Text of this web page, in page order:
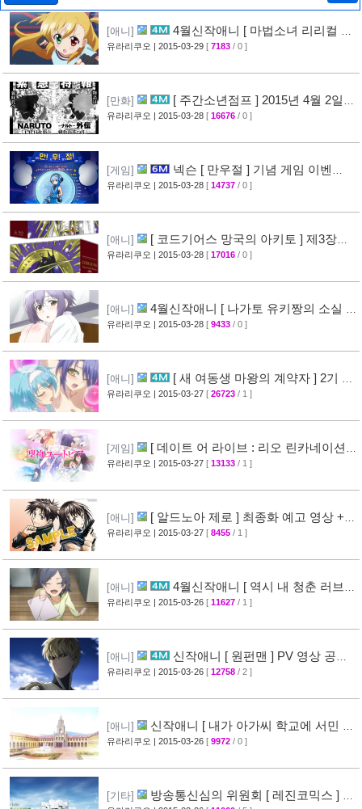
[애니]
4월신작애니 [ 마법소녀 리리컬 나
노하 ViVid ] PV 영상 공개
유라리쿠오 | 2015-03-29 [ 7183 / 0 ]
[만화]
[ 주간소년점프 ] 2015년 4월 2일
신간목록 표지공개 + [ 나루토 ] 외전만화 연재
유라리쿠오 | 2015-03-28 [ 16676 / 0 ]
[게임]
넥슨 [ 만우절 ] 기념 게임 이벤
트 [63]
유라리쿠오 | 2015-03-28 [ 14737 / 0 ]
[애니]
[ 코드기어스 망국의 아키토 ] 제3장
CM 영상 + [ 코드기어스 반역의 를르슈 ] BD-
유라리쿠오 | 2015-03-28 [ 17016 / 0 ]
[애니]
4월신작애니 [ 나가토 유키짱의 소실 ]
PV 영상 공개 [35]
유라리쿠오 | 2015-03-28 [ 9433 / 0 ]
[애니]
[ 새 여동생 마왕의 계약자 ] 2기 제
작 결정 + 티저 영상 공개 [45]
유라리쿠오 | 2015-03-27 [ 26723 / 1 ]
[게임]
[ 데이트 어 라이브 : 리오 린카네이션 ]
PV 영상 공개 [36]
유라리쿠오 | 2015-03-27 [ 13133 / 1 ]
[애니]
[ 알드노아 제로 ] 최종화 예고 영상 +
만화 신작 발매 정보 [40]
유라리쿠오 | 2015-03-27 [ 8455 / 1 ]
[애니]
4월신작애니 [ 역시 내 청춘 러브코
메디는 잘못됐다 속 ] 2차 PV 영상 공개
유라리쿠오 | 2015-03-26 [ 11627 / 1 ]
[애니]
신작애니 [ 원펀맨 ] PV 영상 공개 (
onepunchman ) [49]
유라리쿠오 | 2015-03-26 [ 12758 / 2 ]
[애니]
신작애니 [ 내가 아가씨 학교에 서민 샘
플로 겟츠당한 사건 ] 티저 영상 공개
유라리쿠오 | 2015-03-26 [ 9972 / 0 ]
[기타]
방송통신심의 위원회 [ 레진코믹스 ] 접